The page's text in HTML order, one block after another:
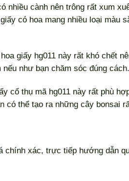
cành nên trông rất xum
có hoa mang nhiều loại màu
giấy hg011 này rất khó chết
như bạn chăm sóc đúng cách.
cổ thụ mã hg011 này rất phù
có thể tạo ra những cây bonsai
chính xác, trực tiếp hướng dẫn